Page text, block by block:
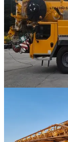
NEW
LTM 1150-5.3
2022년식 · 150톤